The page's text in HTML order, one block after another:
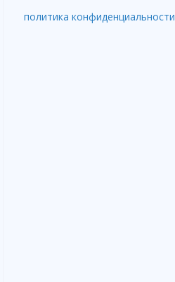
политика конфиденциальности